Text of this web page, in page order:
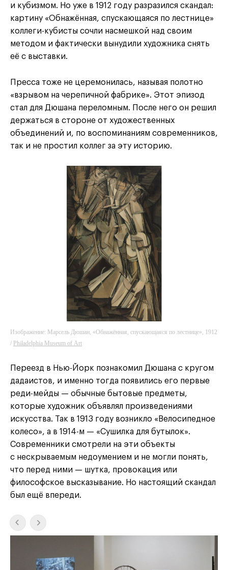
и кубизмом. Но уже в 1912 году разразился скандал:
картину «Обнажённая, спускающаяся по лестнице»
коллеги-кубисты сочли насмешкой над своим
методом и фактически вынудили художника снять
её с выставки.
Пресса тоже не церемонилась, называя полотно
«взрывом на черепичной фабрике». Этот эпизод
стал для Дюшана переломным. После него он решил
держаться в стороне от художественных
объединений и, по воспоминаниям современников,
так и не простил коллег за эту историю.
Изображение: Марсель Дюшан, «Обнажённая, спускающаяся по лестнице», 1912
/ Philadelphia Museum of Art
Переезд в Нью-Йорк познакомил Дюшана с кругом
дадаистов, и именно тогда появились его первые
реди-мейды — обычные бытовые предметы,
которые художник объявлял произведениями
искусства. Так в 1913 году возникло «Велосипедное
колесо», а в 1914-м — «Сушилка для бутылок».
Современники смотрели на эти объекты
с нескрываемым недоумением и не могли понять,
что перед ними — шутка, провокация или
философское высказывание. Но настоящий скандал
был ещё впереди.